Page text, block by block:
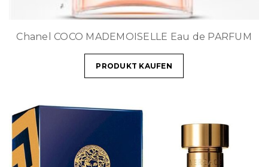
Chanel COCO MADEMOISELLE Eau de PARFUM
PRODUKT KAUFEN